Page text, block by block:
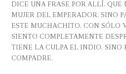
DICE UNA FRASE POR ALLÍ, QUE
MUJER DEL EMPERADOR, SINO
ESTE MUCHACHITO, CON SÓLO
SIENTO COMPLETAMENTE
TIENE LA CULPA EL INDIO, SINO
COMPADRE.